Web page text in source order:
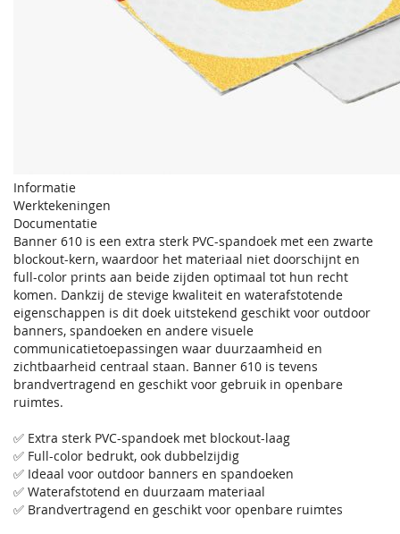
Informatie
Werktekeningen
Documentatie
Banner 610 is een extra sterk PVC-spandoek met een zwarte
blockout-kern, waardoor het materiaal niet doorschijnt en
full-color prints aan beide zijden optimaal tot hun recht
komen. Dankzij de stevige kwaliteit en waterafstotende
eigenschappen is dit doek uitstekend geschikt voor outdoor
banners, spandoeken en andere visuele
communicatietoepassingen waar duurzaamheid en
zichtbaarheid centraal staan. Banner 610 is tevens
brandvertragend en geschikt voor gebruik in openbare
ruimtes.
✅ Extra sterk PVC-spandoek met blockout-laag
✅ Full-color bedrukt, ook dubbelzijdig
✅ Ideaal voor outdoor banners en spandoeken
✅ Waterafstotend en duurzaam materiaal
✅ Brandvertragend en geschikt voor openbare ruimtes